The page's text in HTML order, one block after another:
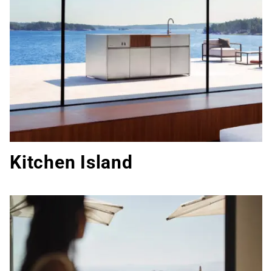
Kitchen Island